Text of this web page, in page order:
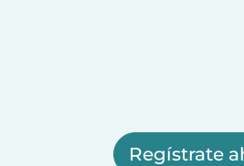
Regístrate